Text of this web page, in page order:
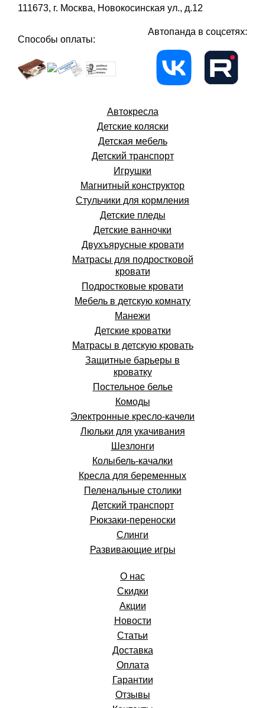
111673, г. Москва, Новокосинская ул., д.12
Способы оплаты:
Автопанда в соцсетях:
Автокресла
Детские коляски
Детская мебель
Детский транспорт
Игрушки
Магнитный конструктор
Стульчики для кормления
Детские пледы
Детские ванночки
Двухъярусные кровати
Матрасы для подростковой
кровати
Подростковые кровати
Мебель в детскую комнату
Манежи
Детские кроватки
Матрасы в детскую кровать
Защитные барьеры в
кроватку
Постельное белье
Комоды
Электронные кресло-качели
Люльки для укачивания
Шезлонги
Колыбель-качалки
Кресла для беременных
Пеленальные столики
Детский транспорт
Рюкзаки-переноски
Слинги
Развивающие игры
О нас
Скидки
Акции
Новости
Статьи
Доставка
Оплата
Гарантии
Отзывы